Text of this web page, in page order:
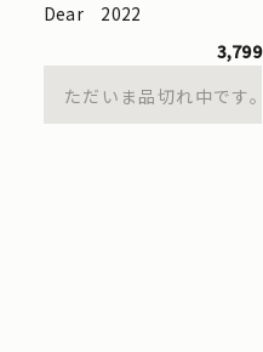
Dear 2022
3,799
ただいま品切れ中です。